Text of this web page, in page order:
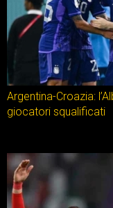
Argentina-Croazia:
giocatori squalificati